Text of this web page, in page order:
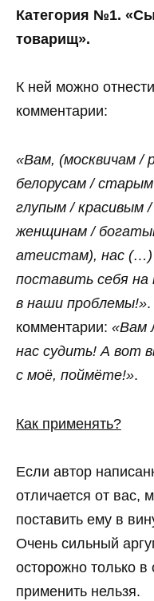
Категория №1.
товарищ».
К ней можно
комментарии:
«Вам, (москвичам /
белорусам /
глупым / красивым
женщинам /
атеистам), нас
поставить себя
в наши проблемы!».
комментарии: «Вам
нас судить! А вот
с моё, поймёте!».
Как применять?
Если автор
отличается от вас,
поставить ему в
Очень сильный
осторожно только в
применить нельзя.